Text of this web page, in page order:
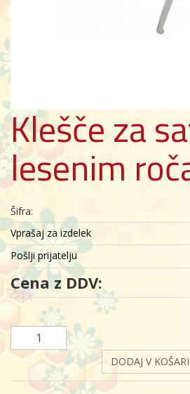
Klešče za
lesenim
Šifra:
Vprašaj za izdelek
Pošlji prijatelju
Cena z DDV:
DODAJ V